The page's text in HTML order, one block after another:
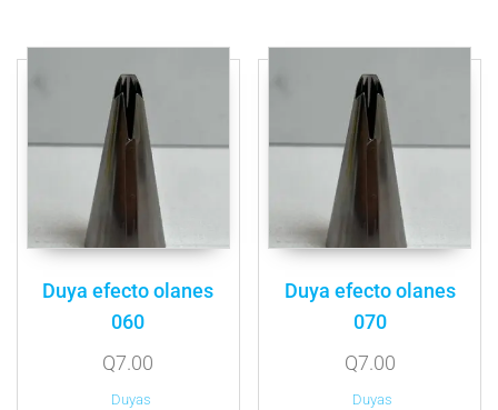
Duya efecto olanes
060
Q7.00
Duyas
Duya efecto olanes
070
Q7.00
Duyas